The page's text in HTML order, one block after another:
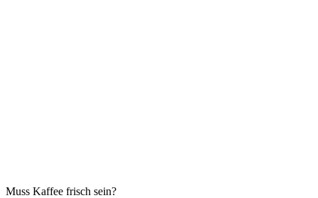
Muss Kaffee frisch sein?